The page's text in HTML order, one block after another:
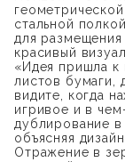
стальной
для
красивый
«Идея пришла к
листов бумаги,
видите, когда
игривое и в
дублирование в
объясняя дизайн.
Отражение в